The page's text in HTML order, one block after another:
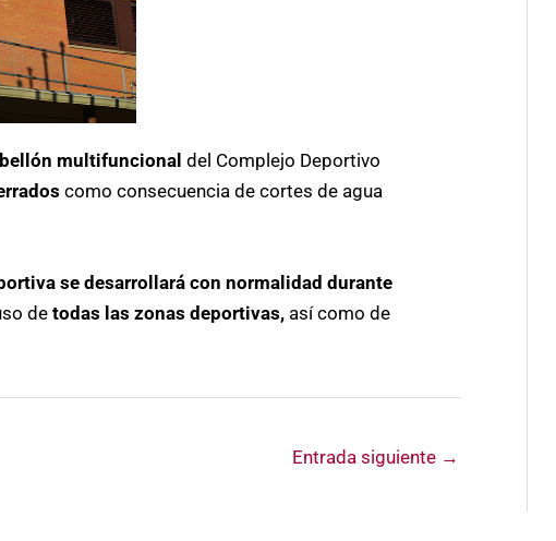
multifuncional del Complejo Deportivo
como consecuencia de cortes de agua
se desarrollará con normalidad durante
de todas las zonas deportivas, así como de
Entrada siguiente →